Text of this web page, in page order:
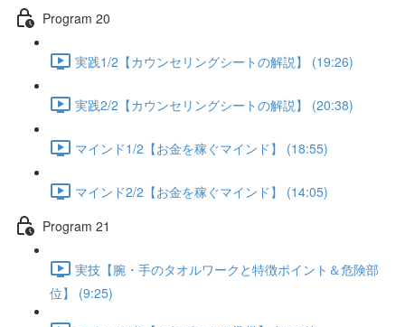
Program 20
実践1/2【カウンセリングシートの解説】 (19:26)
実践2/2【カウンセリングシートの解説】 (20:38)
マインド1/2【お金を稼ぐマインド】 (18:55)
マインド2/2【お金を稼ぐマインド】 (14:05)
Program 21
実技【腕・手のタオルワークと特徴ポイント＆危険部
位】 (9:25)